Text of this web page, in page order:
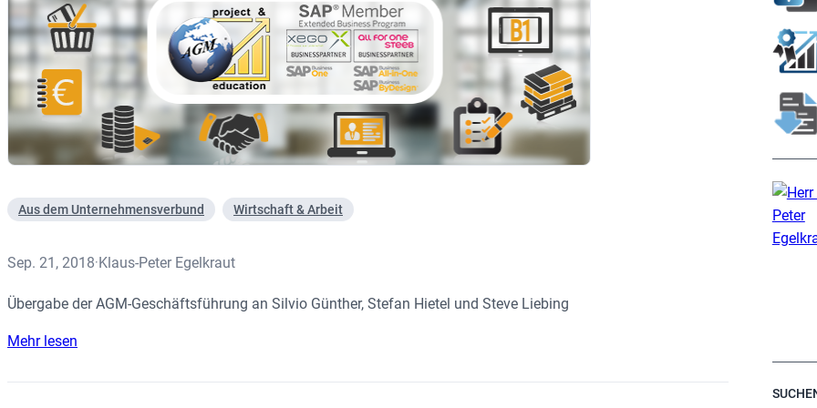
Aus dem Unternehmensverbund Wirtschaft & Arbeit
Sep. 21, 2018·Klaus-Peter Egelkraut
Übergabe der AGM-Geschäftsführung an Silvio Günther, Stefan Hietel und Steve Liebing
Mehr lesen